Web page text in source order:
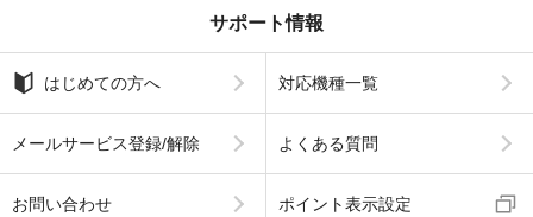
サポート情報
はじめての方へ 対応機種一覧
メールサービス登録/解除 よくある質問
お問い合わせ ポイント表示設定